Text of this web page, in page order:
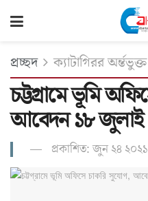
প্রচ্ছদ ক্যাটাগিরর
চট্টগ্রামে ভূমি
আবেদন ১৮ জুলাই
প্রকাশিত: জুন ২৪